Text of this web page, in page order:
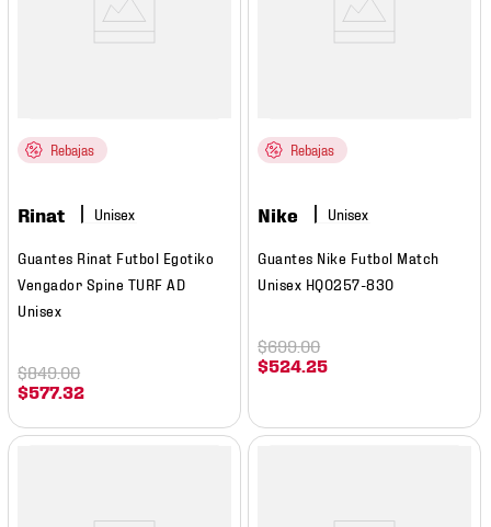
Rebajas
Rinat
Guantes Rinat Futbol Egotiko
Vengador Spine TURF AD
Unisex
$577.32
$849.00
Rebajas
Nike
Guantes Nike Futbol Match
Unisex HQ0257-830
$524 .25
$699.00